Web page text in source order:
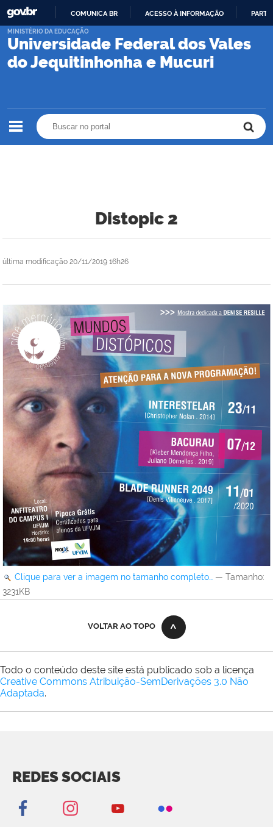
PARA
CONTEÚDO
COMUNICA BR ACESSO À INFORMAÇÃO
Universidade Federal dos Vales
do Jequitinhonha e Mucuri
MINISTÉRIO DA EDUCAÇÃO
Distopic 2
última modificação 20/11/2019 16h26
Clique para ver a imagem no tamanho completo… — Tamanho:
3231KB
VOLTAR AO TOPO
Todo o conteúdo deste site está publicado sob a licença
Creative Commons Atribuição-SemDerivações 3.0 Não
Adaptada.
REDES SOCIAIS